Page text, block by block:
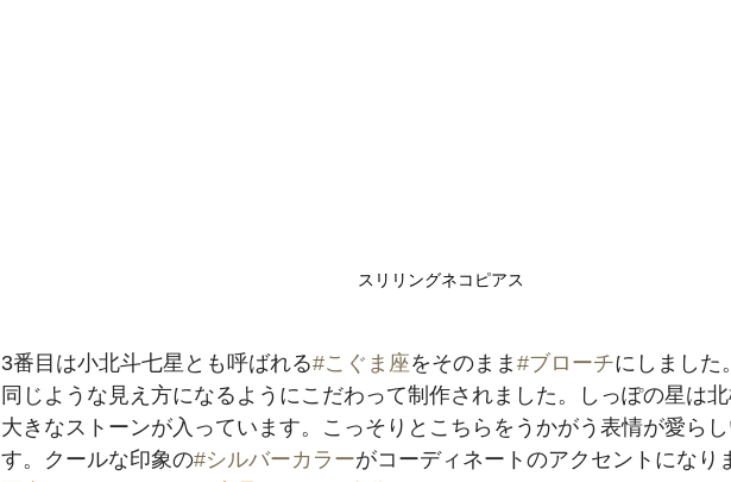
スリリングネコピアス
3番目は小北斗七星とも呼ばれる#こぐま座をそのまま #ブローチにしました
同じような見え方になるようにこだわって制作されました。しっぽの星は
大きなストーンが入っています。こっそりとこちらをうかがう表情が愛ら
す。クールな印象の#シルバーカラーがコーディネートのアクセントになり